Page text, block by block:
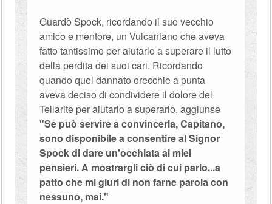
Guardò Spock, ricordando il suo vecchio
amico e mentore, un Vulcaniano che aveva
fatto tantissimo per aiutarlo a superare il lutto
della perdita dei suoi cari. Ricordando
quando quel dannato orecchie a punta
aveva deciso di condividere il dolore del
Tellarite per aiutarlo a superarlo, aggiunse
"Se può servire a convincerla, Capitano,
sono disponibile a consentire al Signor
Spock di dare un'occhiata ai miei
pensieri. A mostrargli ciò di cui parlo...a
patto che mi giuri di non farne parola con
nessuno, mai."